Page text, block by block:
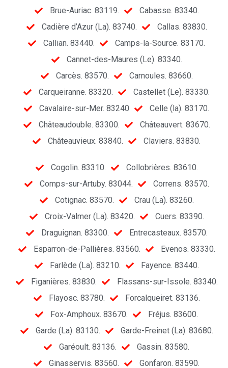
Brue-Auriac. 83119.
Cabasse. 83340.
Cadière d’Azur (La). 83740.
Callas. 83830.
Callian. 83440.
Camps-la-Source. 83170.
Cannet-des-Maures (Le). 83340.
Carcès. 83570.
Carnoules. 83660.
Carqueiranne. 83320.
Castellet (Le). 83330.
Cavalaire-sur-Mer. 83240
Celle (la). 83170.
Châteaudouble. 83300.
Châteauvert. 83670.
Châteauvieux. 83840.
Claviers. 83830.
Cogolin. 83310.
Collobrières. 83610.
Comps-sur-Artuby. 83044.
Correns. 83570.
Cotignac. 83570.
Crau (La). 83260.
Croix-Valmer (La). 83420.
Cuers. 83390.
Draguignan. 83300.
Entrecasteaux. 83570.
Esparron-de-Pallières. 83560.
Evenos. 83330.
Farlède (La). 83210.
Fayence. 83440.
Figanières. 83830.
Flassans-sur-Issole. 83340.
Flayosc. 83780.
Forcalqueiret. 83136.
Fox-Amphoux. 83670.
Fréjus. 83600.
Garde (La). 83130.
Garde-Freinet (La). 83680.
Garéoult. 83136.
Gassin. 83580.
Ginasservis. 83560.
Gonfaron. 83590.